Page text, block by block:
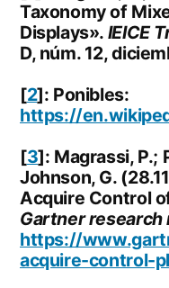
Taxonomy of
Displays». IEICE
D, núm. 12,
[2]: Ponibles:
https://
[3]: Magrassi, P.;
Johnson, G.
Acquire Control
Gartner
https://
acquire-control-